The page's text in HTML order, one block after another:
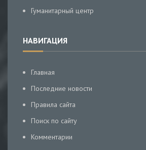
Гуманитарный центр
НАВИГАЦИЯ
Главная
Последние новости
Правила сайта
Поиск по сайту
Комментарии